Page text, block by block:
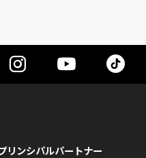
リンシパルパートナー